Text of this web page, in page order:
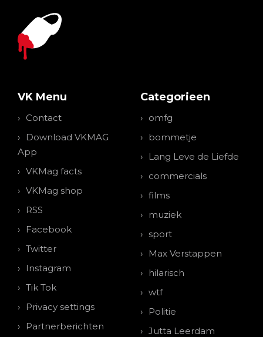
VK Menu
Contact
Download VKMAG
App
VKMag facts
VKMag shop
RSS
Facebook
Twitter
Instagram
Tik Tok
Privacy settings
Partnerberichten
Categorieen
omfg
bommetje
Lang Leve de Liefde
commercials
films
muziek
sport
Max Verstappen
hilarisch
wtf
Politie
Jutta Leerdam